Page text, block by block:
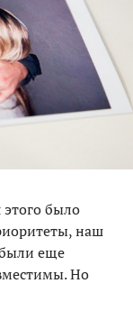
было
наш
еще
Но